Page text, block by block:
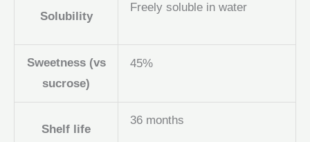
Solubility
Freely soluble in water
Sweetness (vs
sucrose)
45%
Shelf life
36 months